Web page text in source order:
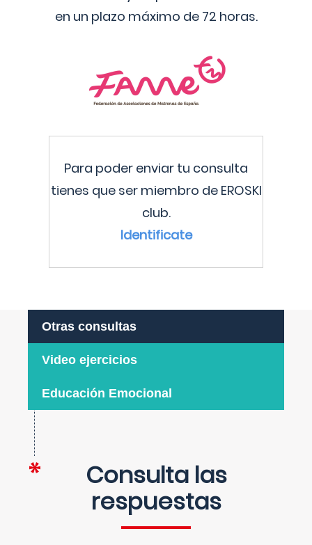
en un plazo máximo de 72 horas.
Para poder enviar tu consulta
tienes que ser miembro de EROSKI
club.
Identificate
Otras consultas
Video ejercicios
Educación Emocional
Consulta las
respuestas